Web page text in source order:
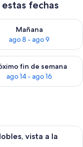
fechas
- ago 8
Mañana
ago 8 - ago 9
la disponibilidad
semana ago 7 -
fin de semana
ago 14 - ago 16
la disponibilidad
de hotel con dos
vista a la